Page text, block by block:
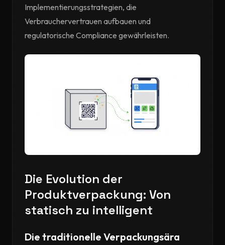
Implementierungsstrategien, die
Verbrauchervertrauen aufbauen und
regulatorische Compliance gewährleisten.
Die Evolution der
Produktverpackung: Von
statisch zu intelligent
Die traditionelle Verpackungsära